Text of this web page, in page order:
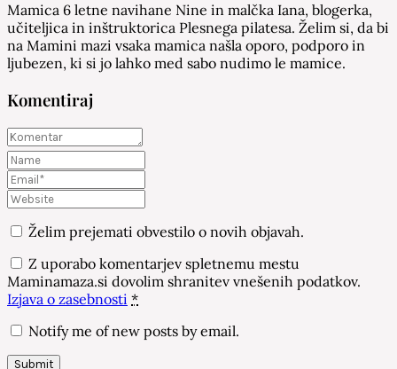
Mamica 6 letne navihane Nine in malčka Iana, blogerka,
učiteljica in inštruktorica Plesnega pilatesa. Želim si, da bi
na Mamini mazi vsaka mamica našla oporo, podporo in
ljubezen, ki si jo lahko med sabo nudimo le mamice.
Komentiraj
Želim prejemati obvestilo o novih objavah.
Z uporabo komentarjev spletnemu mestu
Maminamaza.si dovolim shranitev vnešenih podatkov.
Izjava o zasebnosti *
Notify me of new posts by email.